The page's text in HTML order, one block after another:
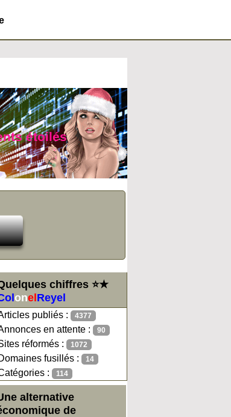
étoilés
chiffres ⭐★
onel Reyel
publiés : 4377
en attente : 90
réformés : 1072
fusillés : 14
: 114
alternative
de